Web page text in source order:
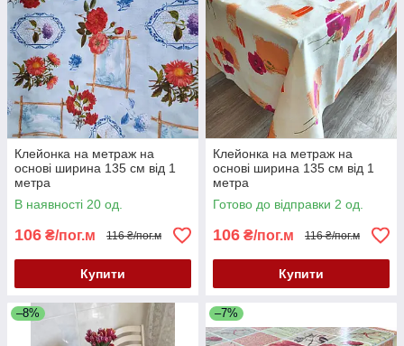
Клейонка на метраж на
основі ширина 135 см від 1
метра
В наявності 20 од.
106 ₴/пог.м 116 ₴/пог.м
Купити
Клейонка на метраж на
основі ширина 135 см від 1
метра
Готово до відправки 2 од.
106 ₴/пог.м 116 ₴/пог.м
Купити
–8% –7%